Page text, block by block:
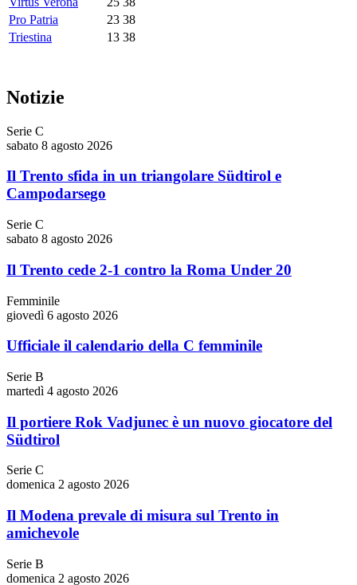
Pro Patria
23 38
Triestina
13 38
Notizie
Serie C
sabato 8 agosto 2026
Il Trento sfida in un triangolare Südtirol e
Campodarsego
Serie C
sabato 8 agosto 2026
Il Trento cede 2-1 contro la Roma Under 20
Femminile
giovedì 6 agosto 2026
Ufficiale il calendario della C femminile
Serie B
martedì 4 agosto 2026
Il portiere Rok Vadjunec è un nuovo giocatore del
Südtirol
Serie C
domenica 2 agosto 2026
Il Modena prevale di misura sul Trento in
amichevole
Serie B
domenica 2 agosto 2026